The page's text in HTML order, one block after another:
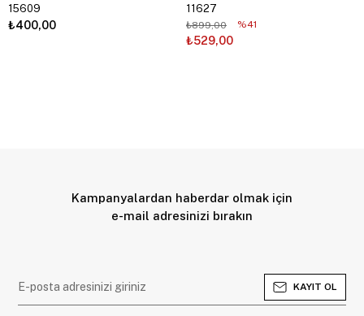
15609
₺400,00
11627
₺529,00
₺899,00 %41
Kampanyalardan haberdar olmak için
e-mail adresinizi bırakın
KAYIT OL